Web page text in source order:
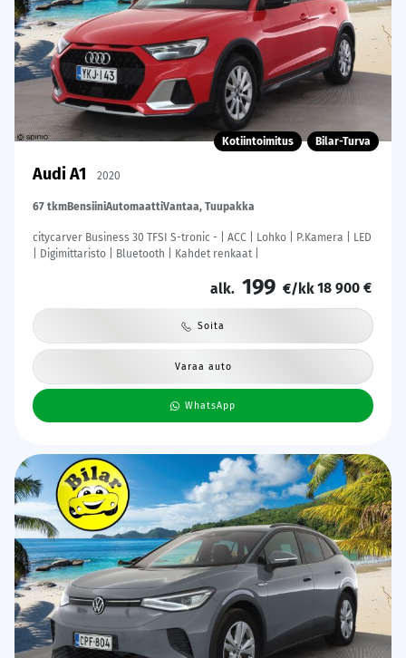
Kotiintoimitus Bilar-Turva
Audi A1 2020
67 tkmBensiiniAutomaattiVantaa, Tuupakka
citycarver Business 30 TFSI S-tronic - | ACC | Lohko | P.Kamera | LED
| Digimittaristo | Bluetooth | Kahdet renkaat |
alk. 199 €/kk18 900 €
Soita
Varaa auto
WhatsApp